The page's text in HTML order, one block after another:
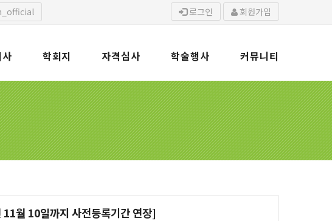
로그인 회원가입
학회지 자격심사 학술행사 커뮤니티
월 10일까지 사전등록기간 연장]